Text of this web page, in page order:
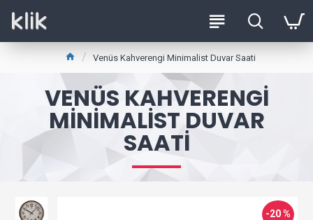
Venüs Kahverengi Minimalist Duvar Saati
VENÜS KAHVERENGI
MINIMALIST DUVAR
SAATI
-20 %